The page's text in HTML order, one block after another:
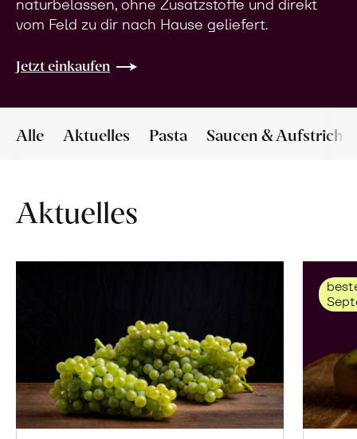
naturbelassen, ohne Zusatzstoffe und direkt
vom Feld zu dir nach Hause geliefert.
Jetzt einkaufen
Alle Aktuelles Pasta Saucen & Aufstriche
Aktuelles